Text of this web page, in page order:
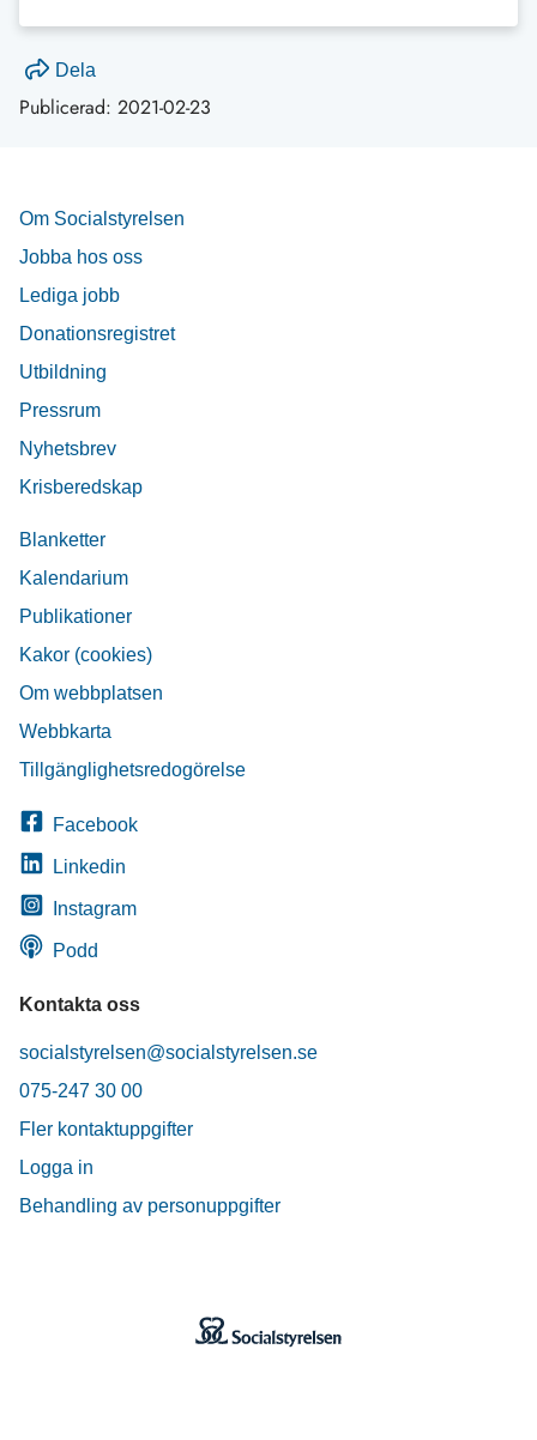
Dela
Publicerad: 2021-02-23
Om Socialstyrelsen
Jobba hos oss
Lediga jobb
Donationsregistret
Utbildning
Pressrum
Nyhetsbrev
Krisberedskap
Blanketter
Kalendarium
Publikationer
Kakor (cookies)
Om webbplatsen
Webbkarta
Tillgänglighetsredogörelse
Facebook
Linkedin
Instagram
Podd
Kontakta oss
socialstyrelsen@socialstyrelsen.se
075-247 30 00
Fler kontaktuppgifter
Logga in
Behandling av personuppgifter